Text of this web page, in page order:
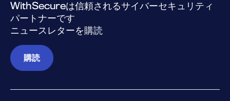
WithSecureは信頼されるサイバーセキュリティ
パートナーです
ニュースレターを購読
購読